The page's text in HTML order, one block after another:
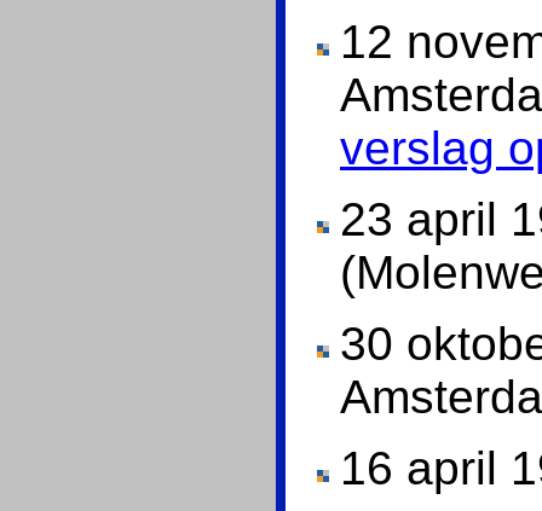
12
verslag
23 april
30
16 april